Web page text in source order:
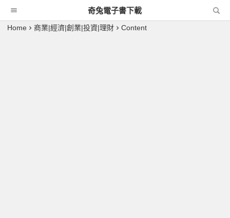
奇兔電子書下載
Home 商業|經濟|創業|投資|理財 Content